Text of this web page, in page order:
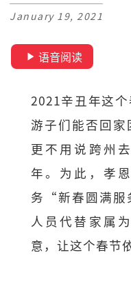
January 19, 2021
语音阅读
2021辛丑年这个
游子们能否回家
更不用说跨州
年。为此，孝
务“新春圆满服
人员代替家属
意，让这个春节